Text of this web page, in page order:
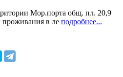
Мор.порта общ. пл. 20,9
проживания в ле подробнее...